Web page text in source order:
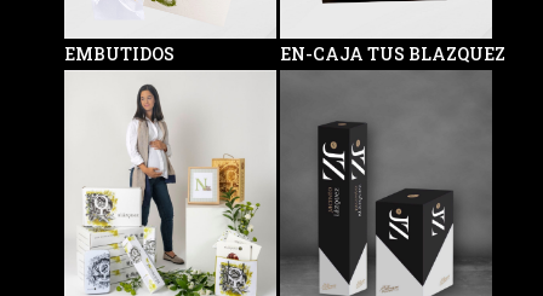
EMBUTIDOS EN-CAJA TUS BLAZQUEZ